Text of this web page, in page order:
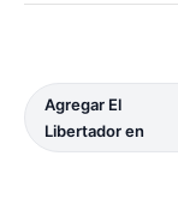
Agregar El
Libertador en